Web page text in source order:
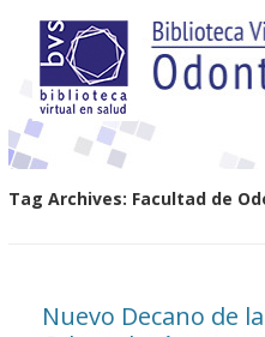
Tag Archives: Facultad de
Nuevo Decano de